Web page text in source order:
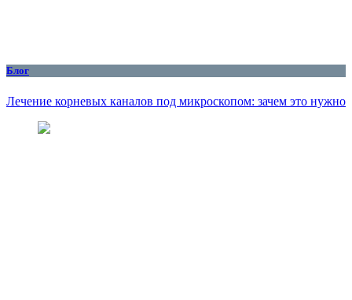
Блог
Лечение корневых каналов под микроскопом: зачем это нужно